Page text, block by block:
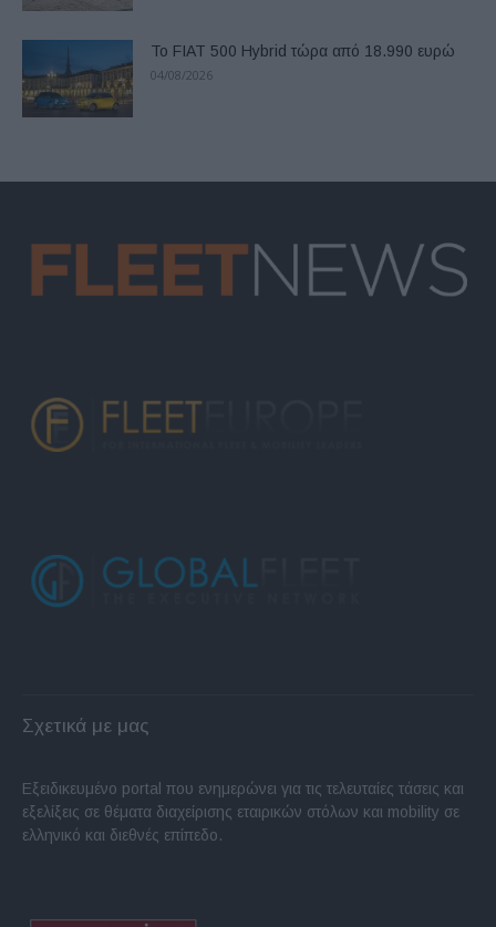
Το FIAT 500 Hybrid τώρα από 18.990 ευρώ
04/08/2026
Σχετικά με μας
Εξειδικευμένο portal που ενημερώνει για τις τελευταίες τάσεις και
εξελίξεις σε θέματα διαχείρισης εταιρικών στόλων και mobility σε
ελληνικό και διεθνές επίπεδο.